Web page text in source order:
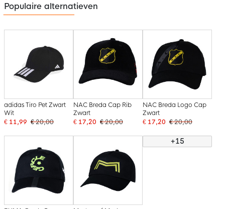
Populaire alternatieven
adidas Tiro Pet Zwart
Wit
€ 11,99 € 20,00
NAC Breda Cap Rib
Zwart
€ 17,20 € 20,00
NAC Breda Logo Cap
Zwart
€ 17,20 € 20,00
+15